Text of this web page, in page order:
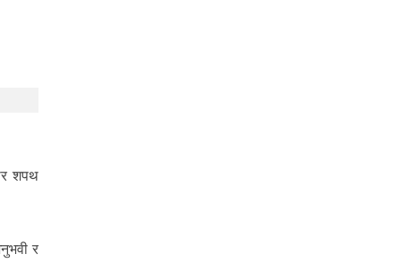
शपथ
र